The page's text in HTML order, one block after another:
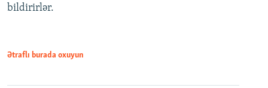
bildirirlər.
Ətraflı burada oxuyun